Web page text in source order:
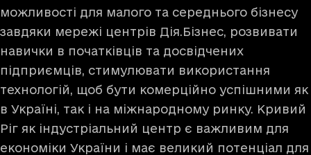
можливості для малого та середнього бізнесу
завдяки мережі центрів Дія.Бізнес, розвивати
навички в початківців та досвідчених
підприємців, стимулювати використання
технологій, щоб бути комерційно успішними як
в Україні, так і на міжнародному ринку. Кривий
Ріг як індустріальний центр є важливим для
економіки України і має великий потенціал для